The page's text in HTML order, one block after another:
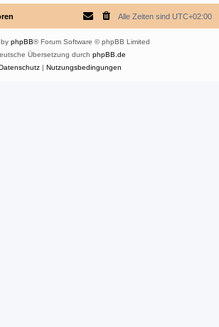
Alle Zeiten sind UTC+02:00
phpBB® Forum Software © phpBB Limited
Übersetzung durch phpBB.de
| Nutzungsbedingungen